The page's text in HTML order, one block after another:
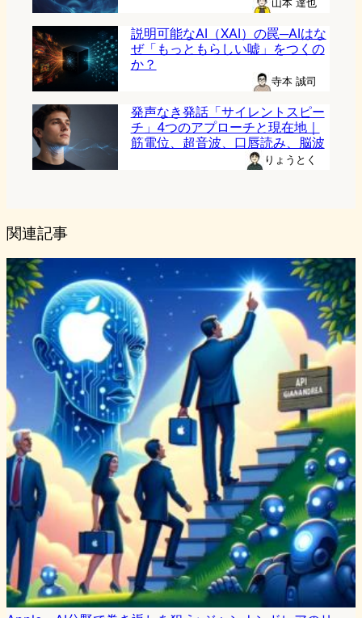
山本 達也
説明可能なAI（XAI）の罠─AIはな
ぜ「もっともらしい嘘」をつくの
か？
寺本 誠司
発声なき発話「サイレントスピー
チ」4つのアプローチと現在地｜
筋電位、超音波、口唇読み、脳波
りょうとく
関連記事